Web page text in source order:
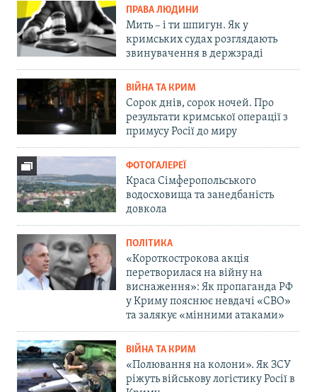
ПРАВА ЛЮДИНИ
Мить – і ти шпигун. Як у
кримських судах розглядають
звинувачення в держзраді
ВІЙНА ТА КРИМ
Сорок днів, сорок ночей. Про
результати кримської операції з
примусу Росії до миру
ФОТОГАЛЕРЕЇ
Краса Сімферопольського
водосховища та занедбаність
довкола
ПОЛІТИКА
«Короткострокова акція
перетворилася на війну на
виснаження»: Як пропаганда РФ
у Криму пояснює невдачі «СВО»
та залякує «мінними атаками»
ВІЙНА ТА КРИМ
«Полювання на колони». Як ЗСУ
ріжуть військову логістику Росії в